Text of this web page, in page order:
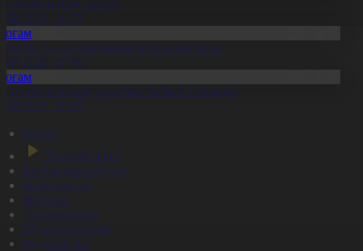
өндіріс өрледі
20:11
— ел дамуының қозғаушы күші
20:09
импортына уақытша тыйым салынды
20:07
Басты
Тікелей эфир
Бағдарлама кестесі
Жаңалықтар
Жобалар
Телехикаялар
Мультсериалдар
Видеоархив